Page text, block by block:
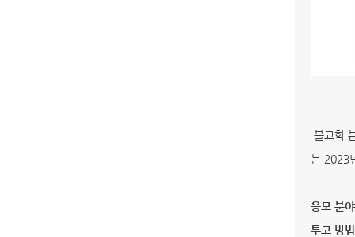
불교학
는 2023
응모 분
투고 방